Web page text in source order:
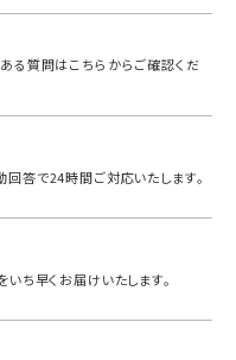
る質問はこちらからご確認くだ
回答で24時間ご対応いたします。
いち早く お届けいたします。